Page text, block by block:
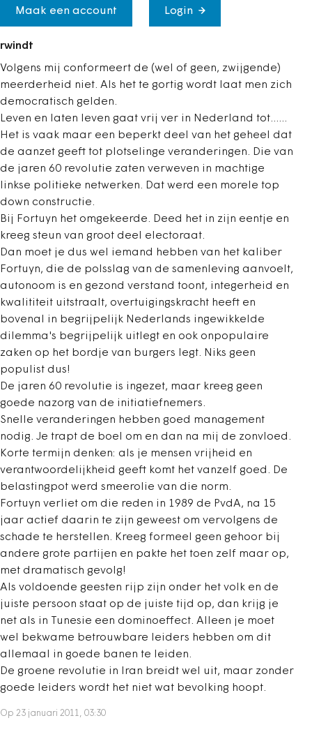
Maak een account Login
rwindt
Volgens mij conformeert de (wel of geen, zwijgende)
meerderheid niet. Als het te gortig wordt laat men zich
democratisch gelden.
Leven en laten leven gaat vrij ver in Nederland tot......
Het is vaak maar een beperkt deel van het geheel dat
de aanzet geeft tot plotselinge veranderingen. Die van
de jaren 60 revolutie zaten verweven in machtige
linkse politieke netwerken. Dat werd een morele top
down constructie.
Bij Fortuyn het omgekeerde. Deed het in zijn eentje en
kreeg steun van groot deel electoraat.
Dan moet je dus wel iemand hebben van het kaliber
Fortuyn, die de polsslag van de samenleving aanvoelt,
autonoom is en gezond verstand toont, integerheid en
kwalititeit uitstraalt, overtuigingskracht heeft en
bovenal in begrijpelijk Nederlands ingewikkelde
dilemma's begrijpelijk uitlegt en ook onpopulaire
zaken op het bordje van burgers legt. Niks geen
populist dus!
De jaren 60 revolutie is ingezet, maar kreeg geen
goede nazorg van de initiatiefnemers.
Snelle veranderingen hebben goed management
nodig. Je trapt de boel om en dan na mij de zonvloed.
Korte termijn denken: als je mensen vrijheid en
verantwoordelijkheid geeft komt het vanzelf goed. De
belastingpot werd smeerolie van die norm.
Fortuyn verliet om die reden in 1989 de PvdA, na 15
jaar actief daarin te zijn geweest om vervolgens de
schade te herstellen. Kreeg formeel geen gehoor bij
andere grote partijen en pakte het toen zelf maar op,
met dramatisch gevolg!
Als voldoende geesten rijp zijn onder het volk en de
juiste persoon staat op de juiste tijd op, dan krijg je
net als in Tunesie een dominoeffect. Alleen je moet
wel bekwame betrouwbare leiders hebben om dit
allemaal in goede banen te leiden.
De groene revolutie in Iran breidt wel uit, maar zonder
goede leiders wordt het niet wat bevolking hoopt.
Op 23 januari 2011, 03:30